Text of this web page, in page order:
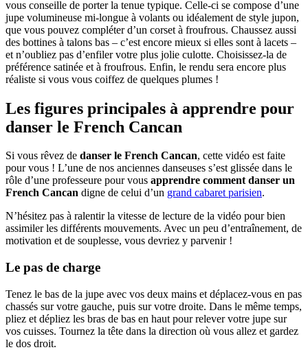
vous conseille de porter la tenue typique. Celle-ci se compose d’une
jupe volumineuse mi-longue à volants ou idéalement de style jupon,
que vous pouvez compléter d’un corset à froufrous. Chaussez aussi
des bottines à talons bas – c’est encore mieux si elles sont à lacets –
et n’oubliez pas d’enfiler votre plus jolie culotte. Choisissez-la de
préférence satinée et à froufrous. Enfin, le rendu sera encore plus
réaliste si vous vous coiffez de quelques plumes !
Les figures principales à apprendre pour
danser le French Cancan
Si vous rêvez de danser le French Cancan, cette vidéo est faite
pour vous ! L’une de nos anciennes danseuses s’est glissée dans le
rôle d’une professeure pour vous apprendre comment danser un
French Cancan digne de celui d’un grand cabaret parisien.
N’hésitez pas à ralentir la vitesse de lecture de la vidéo pour bien
assimiler les différents mouvements. Avec un peu d’entraînement, de
motivation et de souplesse, vous devriez y parvenir !
Le pas de charge
Tenez le bas de la jupe avec vos deux mains et déplacez-vous en pas
chassés sur votre gauche, puis sur votre droite. Dans le même temps,
pliez et dépliez les bras de bas en haut pour relever votre jupe sur
vos cuisses. Tournez la tête dans la direction où vous allez et gardez
le dos droit.